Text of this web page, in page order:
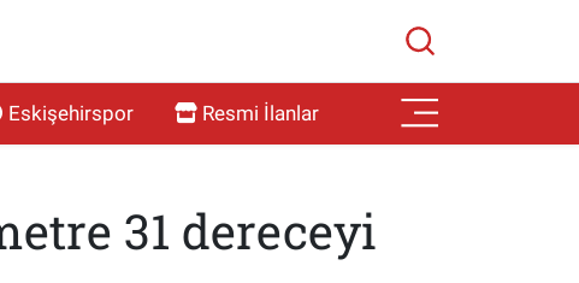
Eskişehirspor Resmi İlanlar
31 dereceyi